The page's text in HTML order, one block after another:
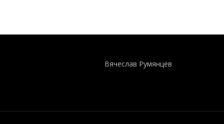
Вячеслав Румянцев